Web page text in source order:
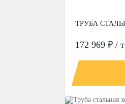
ТРУБА
172 969 ₽ / т